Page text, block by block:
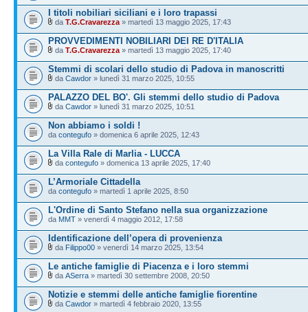
I titoli nobiliari siciliani e i loro trapassi
da T.G.Cravarezza » martedì 13 maggio 2025, 17:43
PROVVEDIMENTI NOBILIARI DEI RE D'ITALIA
da T.G.Cravarezza » martedì 13 maggio 2025, 17:40
Stemmi di scolari dello studio di Padova in manoscritti
da Cawdor » lunedì 31 marzo 2025, 10:55
PALAZZO DEL BO'. Gli stemmi dello studio di Padova
da Cawdor » lunedì 31 marzo 2025, 10:51
Non abbiamo i soldi !
da contegufo » domenica 6 aprile 2025, 12:43
La Villa Rale di Marlia - LUCCA
da contegufo » domenica 13 aprile 2025, 17:40
L’Armoriale Cittadella
da contegufo » martedì 1 aprile 2025, 8:50
L'Ordine di Santo Stefano nella sua organizzazione
da MMT » venerdì 4 maggio 2012, 17:58
Identificazione dell’opera di provenienza
da Filippo00 » venerdì 14 marzo 2025, 13:54
Le antiche famiglie di Piacenza e i loro stemmi
da ASerra » martedì 30 settembre 2008, 20:50
Notizie e stemmi delle antiche famiglie fiorentine
da Cawdor » martedì 4 febbraio 2020, 13:55